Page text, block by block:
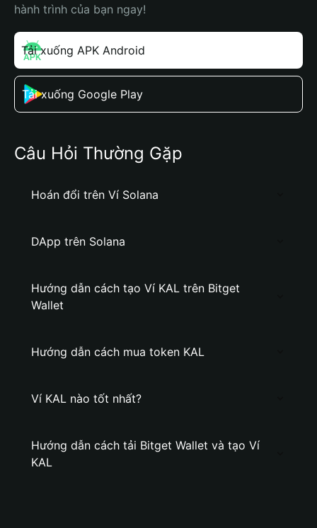
hành trình của bạn ngay!
Tải xuống APK Android
Tải xuống Google Play
Câu Hỏi Thường Gặp
Hoán đổi trên Ví Solana
DApp trên Solana
Hướng dẫn cách tạo Ví KAL trên Bitget
Wallet
Hướng dẫn cách mua token KAL
Ví KAL nào tốt nhất?
Hướng dẫn cách tải Bitget Wallet và tạo Ví
KAL